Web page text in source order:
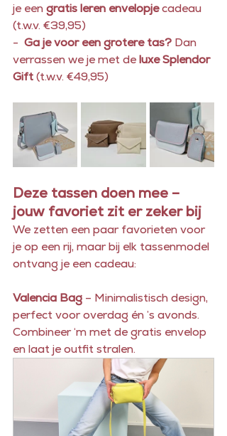
je een gratis leren envelopje cadeau
(t.w.v. €39,95)
- Ga je voor een grotere tas? Dan
verrassen we je met de luxe Splendor
Gift (t.w.v. €49,95)
Deze tassen doen mee –
jouw favoriet zit er zeker bij
We zetten een paar favorieten voor
je op een rij, maar bij elk tassenmodel
ontvang je een cadeau:
Valencia Bag – Minimalistisch design,
perfect voor overdag én ’s avonds.
Combineer ‘m met de gratis envelop
en laat je outfit stralen.